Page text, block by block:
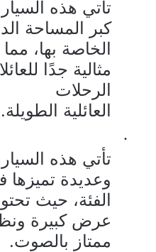
تأتي هذه
كبر المساحة
الخاصة بها،
مثالية جدًا
الرحلات
العائلية الطويلة.
·
تأتي هذه
وعديدة
الفئة، حيث
عرض كبيرة
ممتاز بالصوت.